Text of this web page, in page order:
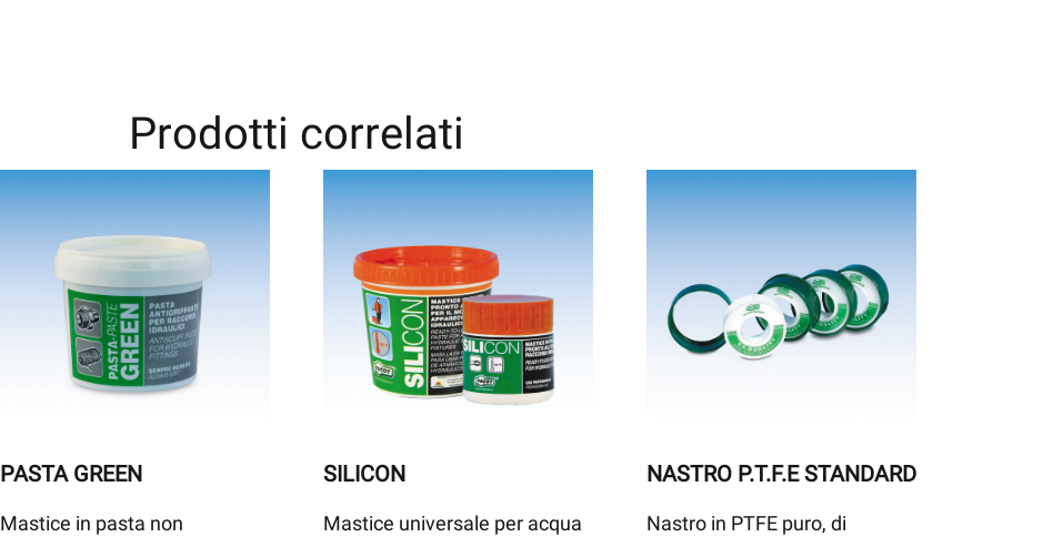
Prodotti correlati
PASTA GREEN
Mastice in pasta non
SILICON
Mastice universale per acqua
NASTRO P.T.F.E STANDARD
Nastro in PTFE puro, di